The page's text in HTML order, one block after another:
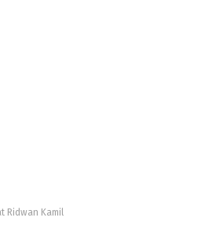
Ridwan Kamil